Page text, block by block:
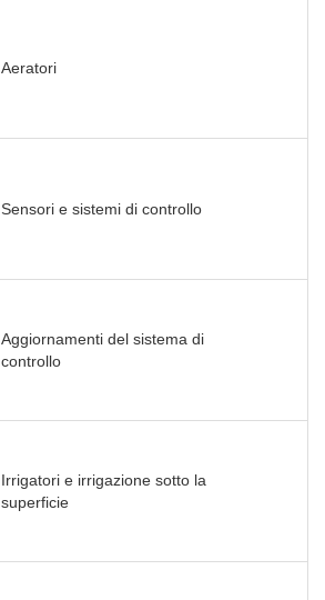
Aeratori
Sensori e sistemi di controllo
Aggiornamenti del sistema di
controllo
Irrigatori e irrigazione sotto la
superficie